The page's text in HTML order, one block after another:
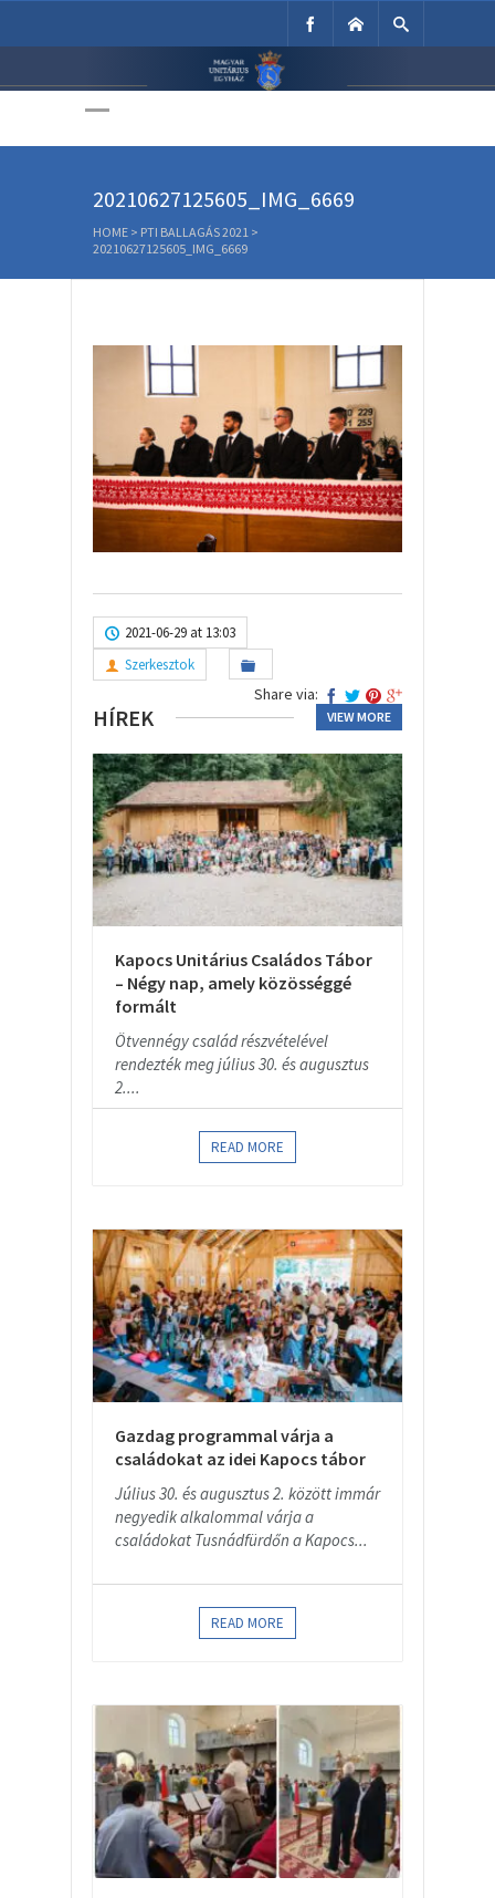
Unitárius Egyház
20210627125605_IMG_6669
HOME > PTI BALLAGÁS 2021 >
20210627125605_IMG_6669
2021-06-29 at 13:03
Szerkesztok
Share via:
HÍREK VIEW MORE
Kapocs Unitárius Családos Tábor
– Négy nap, amely közösséggé
formált
Ötvennégy család részvételével
rendezték meg július 30. és augusztus
2....
READ MORE
Gazdag programmal várja a
családokat az idei Kapocs tábor
Július 30. és augusztus 2. között immár
negyedik alkalommal várja a
családokat Tusnádfürdőn a Kapocs...
READ MORE